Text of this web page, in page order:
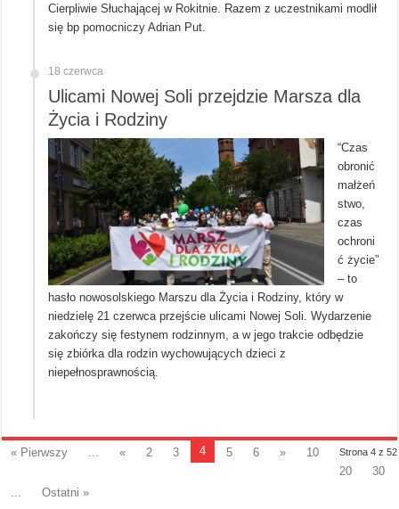
Cierpliwie Słuchającej w Rokitnie. Razem z uczestnikami modlił
się bp pomocniczy Adrian Put.
18 czerwca
Ulicami Nowej Soli przejdzie Marsza dla
Życia i Rodziny
“Czas
obronić
małżeń
stwo,
czas
ochroni
ć życie”
– to
hasło nowosolskiego Marszu dla Życia i Rodziny, który w
niedzielę 21 czerwca przejście ulicami Nowej Soli. Wydarzenie
zakończy się festynem rodzinnym, a w jego trakcie odbędzie
się zbiórka dla rodzin wychowujących dzieci z
niepełnosprawnością.
Strona 4 z 52
« Pierwszy « 2 3 4 5 6 »
10
20
30
Ostatni »